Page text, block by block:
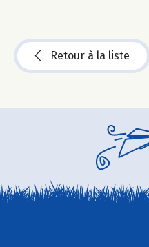
Retour à la liste